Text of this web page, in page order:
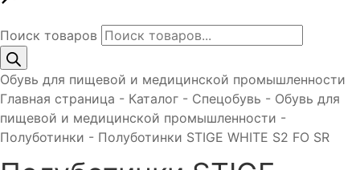
Поиск товаров
Обувь для пищевой и медицинской промышленности
Главная страница - Каталог - Спецобувь - Обувь для
пищевой и медицинской промышленности -
Полуботинки - Полуботинки STIGE WHITE S2 FO SR